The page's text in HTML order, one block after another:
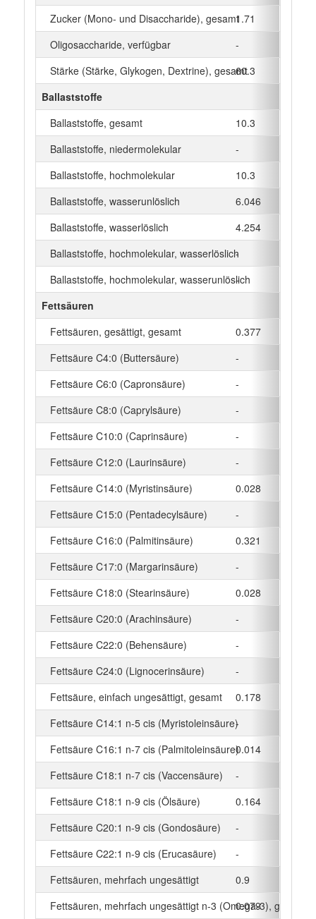
Zucker (Mono- und Disaccharide), gesamt1.71
Oligosaccharide, verfügbar
-
Stärke (Stärke, Glykogen, Dextrine), gesamt
60.3
Ballaststoffe
Ballaststoffe, gesamt
10.3
Ballaststoffe, niedermolekular
-
Ballaststoffe, hochmolekular
10.3
Ballaststoffe, wasserunlöslich
6.046
Ballaststoffe, wasserlöslich
4.254
Ballaststoffe, hochmolekular, wasserlöslich
-
Ballaststoffe, hochmolekular, wasserunlöslich
-
Fettsäuren
Fettsäuren, gesättigt, gesamt
0.377
Fettsäure C4:0 (Buttersäure)
-
Fettsäure C6:0 (Capronsäure)
-
Fettsäure C8:0 (Caprylsäure)
-
Fettsäure C10:0 (Caprinsäure)
-
Fettsäure C12:0 (Laurinsäure)
-
Fettsäure C14:0 (Myristinsäure)
0.028
Fettsäure C15:0 (Pentadecylsäure)
-
Fettsäure C16:0 (Palmitinsäure)
0.321
Fettsäure C17:0 (Margarinsäure)
-
Fettsäure C18:0 (Stearinsäure)
0.028
Fettsäure C20:0 (Arachinsäure)
-
Fettsäure C22:0 (Behensäure)
-
Fettsäure C24:0 (Lignocerinsäure)
-
Fettsäure, einfach ungesättigt, gesamt
0.178
Fettsäure C14:1 n-5 cis (Myristoleinsäure)-
Fettsäure C16:1 n-7 cis (Palmitoleinsäure)0.014
Fettsäure C18:1 n-7 cis (Vaccensäure)
-
Fettsäure C18:1 n-9 cis (Ölsäure)
0.164
Fettsäure C20:1 n-9 cis (Gondosäure)
-
Fettsäure C22:1 n-9 cis (Erucasäure)
-
Fettsäuren, mehrfach ungesättigt
0.9
Fettsäuren, mehrfach ungesättigt n-3 (Omega-3), gesamt
0.079